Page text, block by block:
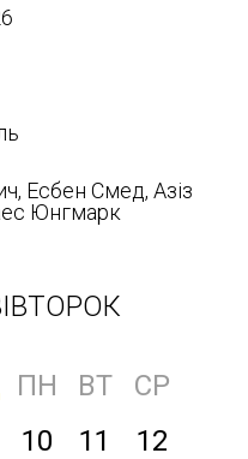
Есбен Смед, Азіз
Юнгмарк
ПН ВТ
СР
10 11 12